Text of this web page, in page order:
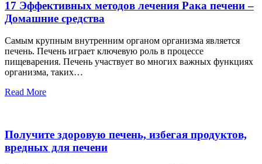
17 Эффективных методов лечения Рака печени –
Домашние средства
Самым крупным внутренним органом организма является
печень. Печень играет ключевую роль в процессе
пищеварения. Печень участвует во многих важных функциях
организма, таких…
Read More
Получите здоровую печень, избегая продуктов,
вредных для печени